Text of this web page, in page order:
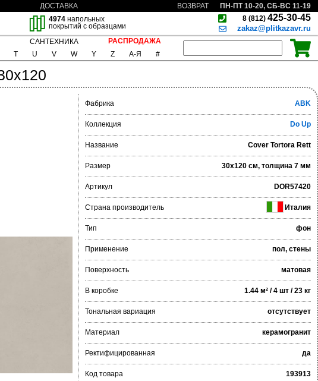
ДОСТАВКА ВОЗВРАТ
ПН-ПТ 10-20, СБ-ВС 11-19
4974напольных
покрытий с образцами
8 (812) 425-30-45
zakaz@plitkazavr.ru
САНТЕХНИКА
РАСПРОДАЖА
T U V W Y Z А-Я #
Фабрика ABK
Коллекция Do Up
Название Cover Tortora Rett
Размер 30x120 см, толщина 7 мм
Артикул DOR57420
Страна производитель Италия
Тип фон
Применение пол, стены
Поверхность матовая
В коробке 1.44 м² / 4 шт / 23 кг
Тональная вариация отсутствует
Материал керамогранит
Ректифицированная да
Код товара 193913